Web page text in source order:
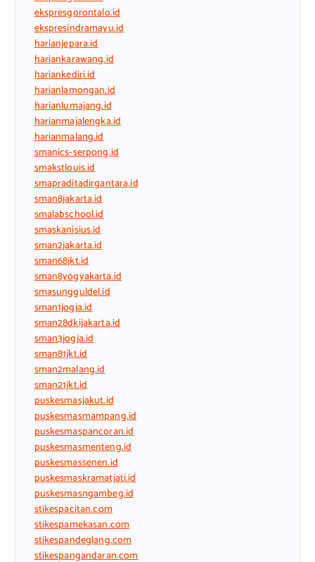
ekspresgorontalo.id
ekspresindramayu.id
harianjepara.id
hariankarawang.id
hariankediri.id
harianlamongan.id
harianlumajang.id
harianmajalengka.id
harianmalang.id
smanics-serpong.id
smakstlouis.id
smapraditadirgantara.id
sman8jakarta.id
smalabschool.id
smaskanisius.id
sman2jakarta.id
sman68jkt.id
sman8yogyakarta.id
smasungguldel.id
sman1jogja.id
sman28dkijakarta.id
sman3jogja.id
sman81jkt.id
sman2malang.id
sman21jkt.id
puskesmasjakut.id
puskesmasmampang.id
puskesmaspancoran.id
puskesmasmenteng.id
puskesmassenen.id
puskesmaskramatjati.id
puskesmasngambeg.id
stikespacitan.com
stikespamekasan.com
stikespandeglang.com
stikespangandaran.com